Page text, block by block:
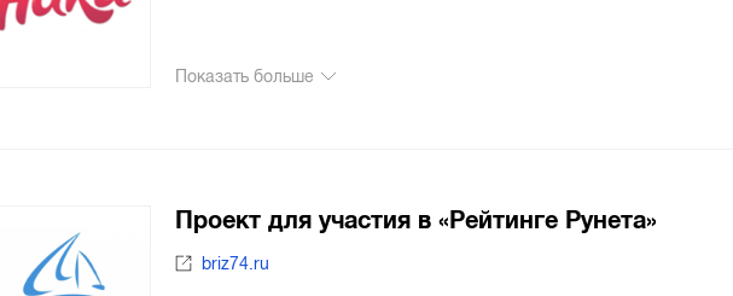
Показать больше
Проект для участия в «Рейтинге Рунета»
briz74.ru